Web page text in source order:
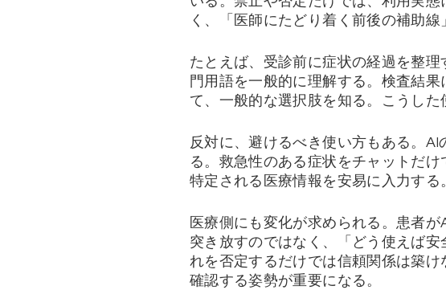
く、「医師にたどり着く前後の補助線
たとえば、受診前に症状の経過を整
門用語を一般的に理解する。検査結
て、一般的な選択肢を知る。こうし
反対に、避けるべき使い方もある。
る。救急性のある症状をチャットだ
特定される医療情報を安易に入力する
医療側にも変化が求められる。患者
突き放すのではなく、「どう使えば
れを否定するだけでは信頼関係は築
確認する姿勢が重要になる。